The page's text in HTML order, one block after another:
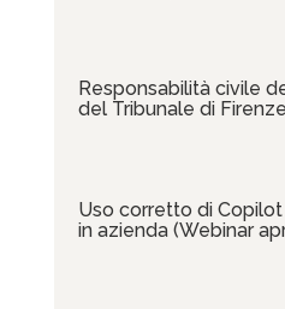
Responsabilità civile
del Tribunale di Firenze
Uso corretto di Copilot
in azienda (Webinar